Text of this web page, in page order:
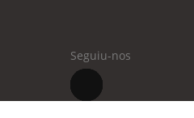
Seguiu-nos